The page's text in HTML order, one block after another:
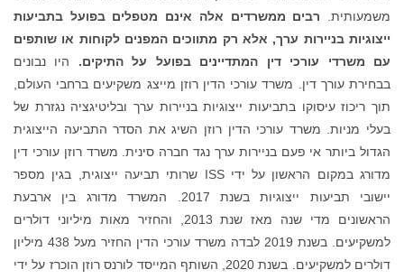
משמעותית. רבים ממשרדים אלה אינם מטפלים בפועל בתביעות
ייצוגיות בניירות ערך, אלא רק מתווכים המפנים לקוחות או שותפים
עם משרדי עורכי דין המתדיינים בפועל על התיקים. היו נבונים
בבחירת עורך דין. משרד עורכי הדין רוזן מייצג משקיעים ברחבי העולם,
תוך ריכוז עיסוקו בתביעות ייצוגיות בניירות ערך ובליטיגציה נגזרת של
בעלי מניות. משרד עורכי הדין רוזן השיג את הסדר התביעה הייצוגית
הגדול ביותר אי פעם בניירות ערך נגד חברה סינית. משרד רוזן עורכי דין
מדורג במקום הראשון על ידי ISS שרותי תביעה ייצוגית, בגין מספר
יישובי תביעות ייצוגיות בשנת 2017. המשרד מדורג בין ארבעת
הראשונים מדי שנה מאז שנת 2013, והחזיר מאות מיליוני דולרים
למשקיעים. בשנת 2019 לבדה משרד עורכי הדין החזיר מעל 438 מיליון
דולרים למשקיעים. בשנת 2020, השותף המייסד לורנס רוזן הוכרז על ידי